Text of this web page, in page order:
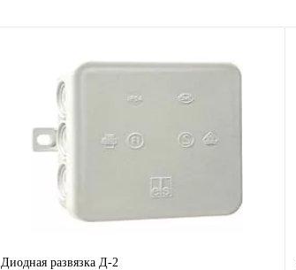
Диодная развязка Д-2